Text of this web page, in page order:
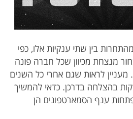
בין שתי ענקיות אלו, כפי
מנצחת מכיוון שכל חברה פונה
לראות שגם אחרי כל השנים
בהצלחה בדרכן. כדאי להמשיך
ענף הסמארטפונים הן